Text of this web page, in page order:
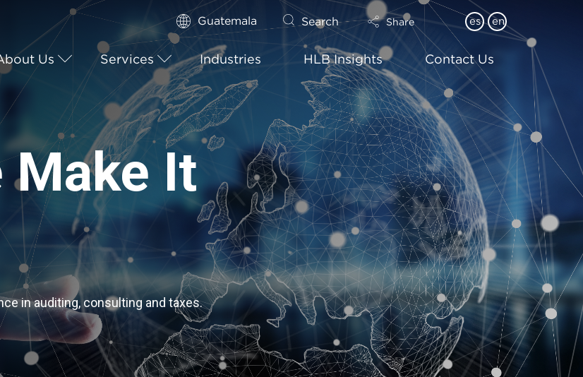
Guatemala Search Share es en
Us Services Industries HLB Insights Contact Us
Make It
in auditing, consulting and taxes.